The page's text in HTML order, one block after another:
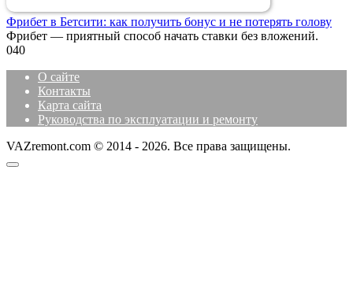
Фрибет в Бетсити: как получить бонус и не потерять голову
Фрибет — приятный способ начать ставки без вложений.
040
О сайте
Контакты
Карта сайта
Руководства по эксплуатации и ремонту
VAZremont.com © 2014 - 2026. Все права защищены.